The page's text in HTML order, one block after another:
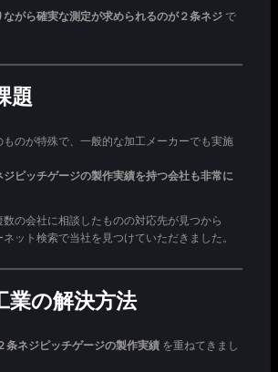
ながら確実な測定が求められるのが２条ネジ で
題
ものが特殊で、一般的な加工メーカーでも実施
ジピッチゲージの製作実績を持つ会社も非常に
の会社に相談したものの対応先が見つから
ット検索で当社を見つけていただきました。
業の解決方法
条ネジピッチゲージの製作実績 を重ねてきまし